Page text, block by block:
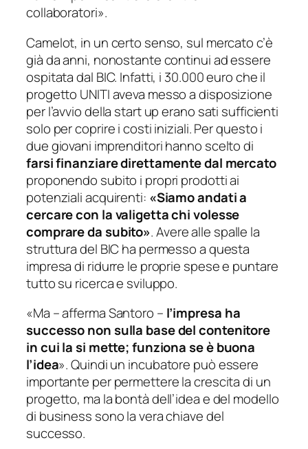
collaboratori».
Camelot, in un certo senso, sul mercato c’è
già da anni, nonostante continui ad essere
ospitata dal BIC. Infatti, i 30.000 euro che il
progetto UNITI aveva messo a disposizione
per l’avvio della start up erano sati sufficienti
solo per coprire i costi iniziali. Per questo i
due giovani imprenditori hanno scelto di
farsi finanziare direttamente dal mercato
proponendo subito i propri prodotti ai
potenziali acquirenti: «Siamo andati a
cercare con la valigetta chi volesse
comprare da subito». Avere alle spalle la
struttura del BIC ha permesso a questa
impresa di ridurre le proprie spese e puntare
tutto su ricerca e sviluppo.
«Ma – afferma Santoro – l’impresa ha
successo non sulla base del contenitore
in cui la si mette; funziona se èbuona
l’idea». Quindi un incubatore può essere
importante per permettere la crescita di un
progetto, ma la bontà dell’idea e del modello
di business sono la vera chiave del
successo.